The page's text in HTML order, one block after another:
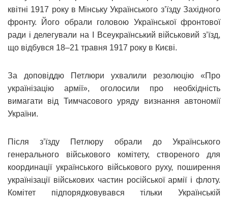
квітні 1917 року в Мінську Українського з’їзду Західного
фронту. Його обрали головою Української фронтової
ради і делегували на І Всеукраїнський військовий з’їзд,
що відбувся 18‒21 травня 1917 року в Києві.
За доповіддю Петлюри ухвалили резолюцію «Про
українізацію армії», оголосили про необхідність
вимагати від Тимчасового уряду визнання автономії
України.
Після з’їзду Петлюру обрали до Українського
генерального військового комітету, створеного для
координації українського військового руху, поширення
українізації військових частин російської армії і флоту.
Комітет підпорядковувався тільки Українській